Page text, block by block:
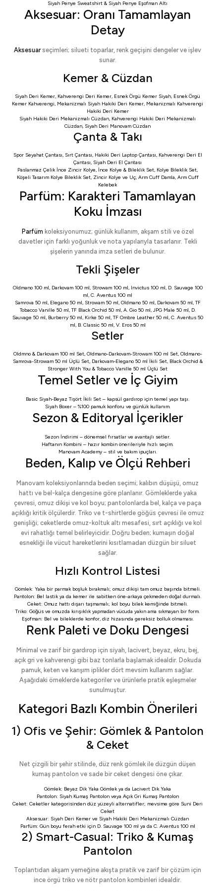
Siyah Penye Sweatshirt & Siyah Penye Eşofman Altı
Aksesuar: Oranı Tamamlayan
Detay
Aksesuarseçimleri; silueti toparlar, renk geçişini dengeler ve işlev
sunar.
Kemer & Cüzdan
Siyah Deri Kemer, Kahverengi Deri Kemer, Esnek Örgü Kemer Siyah, Esnek Örgü
Kemer Kahverengi, Mekanizmalı Siyah Hakiki Deri Kemer, Mekanizmalı Kahverengi
Hakiki Deri Kemer
Siyah Hakiki Deri Mekanizmalı Cüzdan, Kahverengi Hakiki Deri Mekanizmalı
Cüzdan, Siyah Deri Manovam Cüzdan
Çanta & Takı
Spor Seyahat Çantası, Sırt Çantası, Hakiki Deri Laptop Çantası, Kahverengi Deri El
Çantası, Siyah Deri El Çantası
Paslanmaz Çelik İnce Zincir Kolye, İnce Kolye & Bileklik Set, Kolye Bileklik Set,
Köşeli Tasarım Kolye Bileklik Set, Zincir Kolye ve Uç, Arm Cuff Damla, Arm Cuff
Kelebek
Parfüm: Karakteri Tamamlayan
Koku İmzası
Parfüm koleksiyonumuz; günlük kullanım, akşam stili ve özel
davetler için farklı yoğunluk ve nota yapılarıyla tasarlanır. Tekli
şişelerin yanında imza setleri de bulunur.
Tekli Şişeler
Oldmano 100 ml, Darkovam 100 ml, Strowam 100 ml, Invictus 100 ml, D. Sauvage 100
ml, C. Aventus 100 ml
Samrova 50 ml, Elegano 50 ml, Strowam 50 ml, Oldmano 50 ml, Darkovam 50 ml,TF
Tobacco Vanille 50 ml,TF Black Orchid 50 ml, A. Gio 50 ml,JPG Male 50 ml, D.
Sauvage 50 ml, Burberry 50 ml, Kirke 50 ml,TF Ombre Leather 50 ml, C. Aventus 50
ml, B. Classic 50 ml, V. Eros 50 ml
Setler
Oldmno & Darkovam 100 ml Set, Oldmano-Darkovam-Strowam 100 ml Set, Oldmano-
Samrova-Strowam 50 ml Üçlü Set, Darkovam-Elegano 50 ml İkili Set, Black Orchid &
Stronger With You & Tobacco Vanille 50 ml Üçlü Set
Temel Setler ve İç Giyim
Basic Siyah-Beyaz Tişört İkili Set – kapsül gardırop için temel yapı taşı.
Siyah Boxer– %100 pamuk konforu ve günlük kullanım.
Sezon & Editoryal İçerikler
Sezon İndirimi – dönemsel fırsatlar ve avantajlı setler.
Haftanın Kombini – hazır kombin önerileriyle hızlı seçim.
Manovam Academy– stil ve bakım ipuçları.
Beden, Kalıp ve Ölçü Rehberi
Manovam koleksiyonlarında beden seçimi; kalıbın düşüşü, omuz
hattı ve bel-kalça dengesine göre planlanır. Gömleklerde yaka
çevresi, omuz dikişi ve kol boyu; pantolonlarda bel, kalça ve paça
açıklığı kritik ölçülerdir. Triko ve t-shirtlerde göğüs çevresi ile omuz
genişliği; ceketlerde omuz-koltuk altı mesafesi, sırt açıklığı ve kol
evi rahatlığı temel belirleyicidir. Doğru beden; kumaşın doğal
esnekliği ile vücut hareketlerini kısıtlamadan düzgün bir siluet
sağlar.
Hızlı Kontrol Listesi
Gömlek: Yaka bir parmak boşluk bırakmalı; omuz dikişi tam omuz başında bitmeli.
Pantolon: Bel lastik ya da kemer ile sabitken öne-arkaya çekmeden doğal durmalı.
Ceket: Omuz hattı dışarı taşmamalı; kol boyu bilek kemiğinde bitmeli.
Triko: Göğüs ve omuzda kırışıklık yapmadan vücuda yakın ama sıkmayan bir form.
Eşofman: Bel ve bileklerde konfor, diz hizasında gereksiz bolluk olmaması.
Renk Paleti ve Doku Dengesi
Minimal ve zarif bir gardırop için siyah, lacivert, beyaz, ekru, bej,
açık gri ve kahverengi gibi baz tonlarla başlamak idealdir. Dokuda
pamuk, keten ve karışım iplikler dört mevsim kullanım sağlar.
Aşağıdaki örneklerde kategoriler ve ürünlerle pratik eşleşmeler
sunulmuştur.
Kategori Bazlı Kombin Önerileri
1) Ofis ve Şehir: Gömlek & Pantolon
& Ceket
Net çizgili bir şehir stilinde, düz renk gömlek ile düzgün düşen
kumaş pantolon ve sade bir ceket dengesi öne çıkar.
Gömlek: Beyaz Dik Yaka Gömlek ya da Lacivert Dik Yaka
Pantolon: Siyah Kumaş Pantolonveya Açık Gri Kumaş Pantolon
Ceket: Ceketler kategorisinden düz yüzeyli alternatifler; mevsime göre Suni Deri
Ceket
Aksesuar: Siyah Deri Kemer ve Siyah Hakiki Deri Mekanizmalı Cüzdan
Parfüm: Gün boyu ferah etki için D. Sauvage 100 ml ya da C. Aventus 100 ml
2) Smart-Casual: Triko & Kumaş
Pantolon
Toplantıdan akşam yemeğine akışta pratik ve zarif bir çözüm için
ince örgü triko ve nötr pantolon kombinleri idealdir.